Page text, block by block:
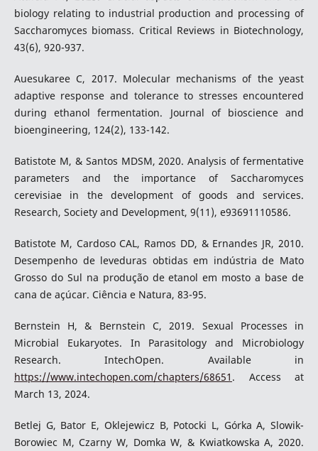
biology relating to industrial production and processing of
Saccharomyces biomass. Critical Reviews in Biotechnology,
43(6), 920-937.
Auesukaree C, 2017. Molecular mechanisms of the yeast
adaptive response and tolerance to stresses encountered
during ethanol fermentation. Journal of bioscience and
bioengineering, 124(2), 133-142.
Batistote M, & Santos MDSM, 2020. Analysis of fermentative
parameters and the importance of Saccharomyces
cerevisiae in the development of goods and services.
Research, Society and Development, 9(11), e93691110586.
Batistote M, Cardoso CAL, Ramos DD, & Ernandes JR, 2010.
Desempenho de leveduras obtidas em indústria de Mato
Grosso do Sul na produção de etanol em mosto a base de
cana de açúcar. Ciência e Natura, 83-95.
Bernstein H, & Bernstein C, 2019. Sexual Processes in
Microbial Eukaryotes. In Parasitology and Microbiology
Research. IntechOpen. Available in
https://www.intechopen.com/chapters/68651 . Access at
March 13, 2024.
Betlej G, Bator E, Oklejewicz B, Potocki L, Górka A, Slowik-
Borowiec M, Czarny W, Domka W, & Kwiatkowska A, 2020.